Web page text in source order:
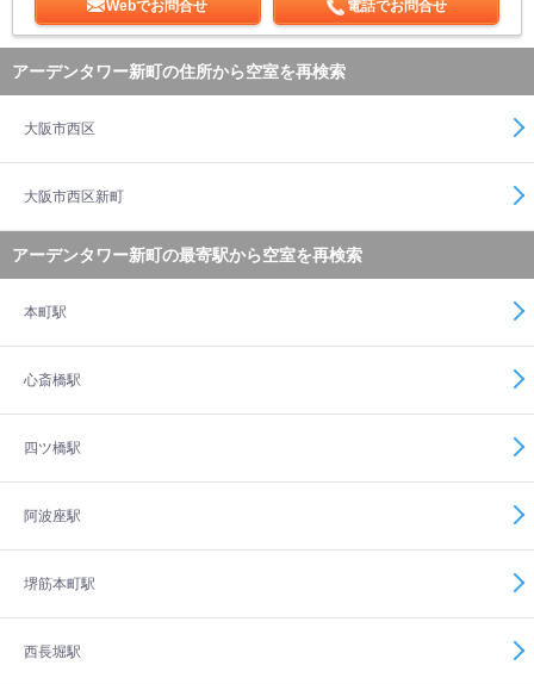
Webでお問合せ 電話でお問合せ
アーデンタワー新町の住所から空室を再検索
大阪市西区
大阪市西区新町
アーデンタワー新町の最寄駅から空室を再検索
本町駅
心斎橋駅
四ツ橋駅
阿波座駅
堺筋本町駅
西長堀駅